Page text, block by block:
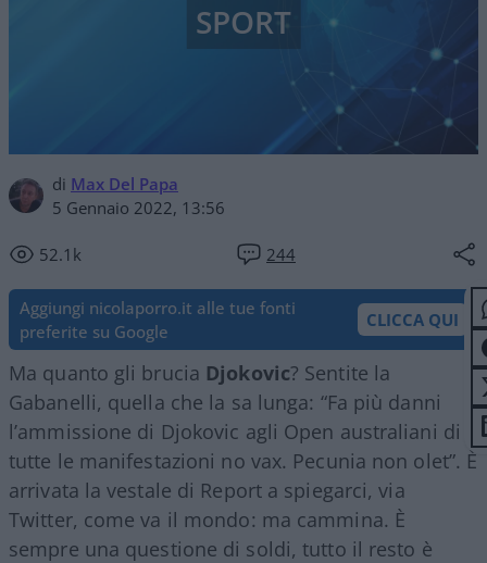
di Max Del Papa
5 Gennaio 2022, 13:56
52.1k 244
SPORT
Aggiungi nicolaporro.it alle tue fonti
preferite su Google
CLICCA QUI
Ma quanto gli brucia Djokovic? Sentite la
Gabanelli, quella che la sa lunga: “Fa più danni
l’ammissione di Djokovic agli Open australiani di
tutte le manifestazioni no vax. Pecunia non olet”. È
arrivata la vestale di Report a spiegarci, via
Twitter, come va il mondo: ma cammina. È
sempre una questione di soldi, tutto il resto è